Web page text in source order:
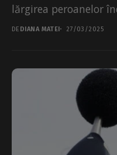
lărgirea peroanelor
DE DIANA MATEI 27/03/2025